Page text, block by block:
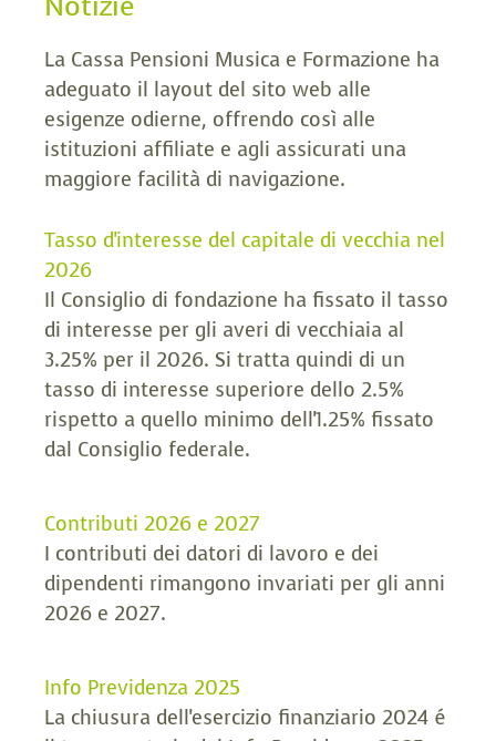
La Cassa Pensioni Musica e Formazione ha
adeguato il layout del sito web alle
esigenze odierne, offrendo così alle
istituzioni affiliate e agli assicurati una
maggiore facilità di navigazione.
Tasso d'interesse del capitale di vecchia nel
2026
Il Consiglio di fondazione ha fissato il tasso
di interesse per gli averi di vecchiaia al
3.25% per il 2026. Si tratta quindi di un
tasso di interesse superiore dello 2.5%
rispetto a quello minimo dell'1.25% fissato
dal Consiglio federale.
Contributi 2026 e 2027
I contributi dei datori di lavoro e dei
dipendenti rimangono invariati per gli anni
2026 e 2027.
Info Previdenza 2025
La chiusura dell'esercizio finanziario 2024 é